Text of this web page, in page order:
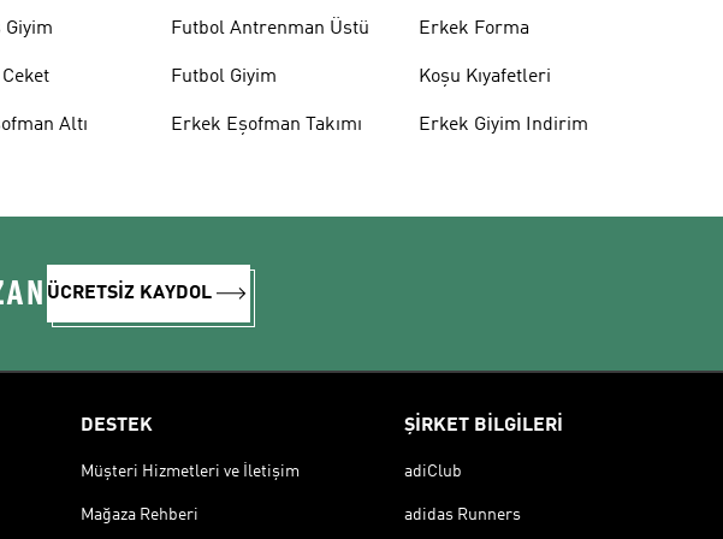
Giyim
Altı
Futbol Antrenman Üstü
Futbol Giyim
Erkek Eşofman Takımı
Erkek Forma
Koşu Kıyafetleri
Erkek Giyim Indirim
ÜCRETSİZ KAYDOL
DESTEK
Müşteri Hizmetleri ve İletişim
Mağaza Rehberi
ŞİRKET BİLGİLERİ
adiClub
adidas Runners